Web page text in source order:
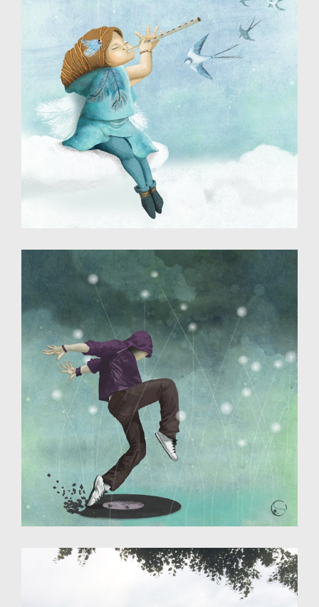
Illustration - Dessin numérique
Destinée aux éditions jeunesse
Illustration - Dessin numérique
pochette CD